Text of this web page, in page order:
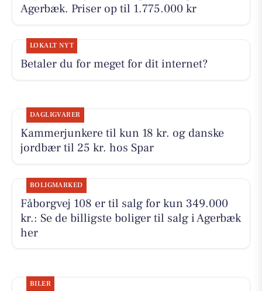
Agerbæk. Priser op til 1.775.000 kr
LOKALT NYT
Betaler du for meget for dit internet?
DAGLIGVARER
Kammerjunkere til kun 18 kr. og danske
jordbær til 25 kr. hos Spar
BOLIGMARKED
Fåborgvej 108 er til salg for kun 349.000
kr.: Se de billigste boliger til salg i Agerbæk
her
BILER